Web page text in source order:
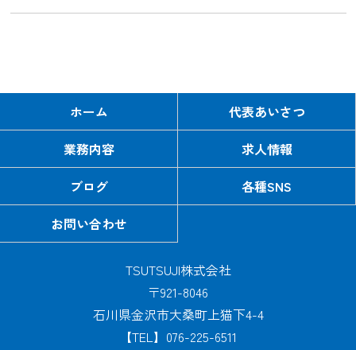
ホーム
代表あいさつ
業務内容
求人情報
ブログ
各種SNS
お問い合わせ
TSUTSUJI株式会社
〒921-8046
石川県金沢市大桑町上猫下4-4
【TEL】076-225-6511